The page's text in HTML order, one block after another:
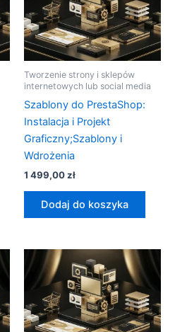
Tworzenie strony i sklepów
internetowych lub social media
Szablony do PrestaShop:
Instalacja i Projekt
Graficzny;Szablony i
Wdrożenia
1 499,00zł
Dodaj do koszyka